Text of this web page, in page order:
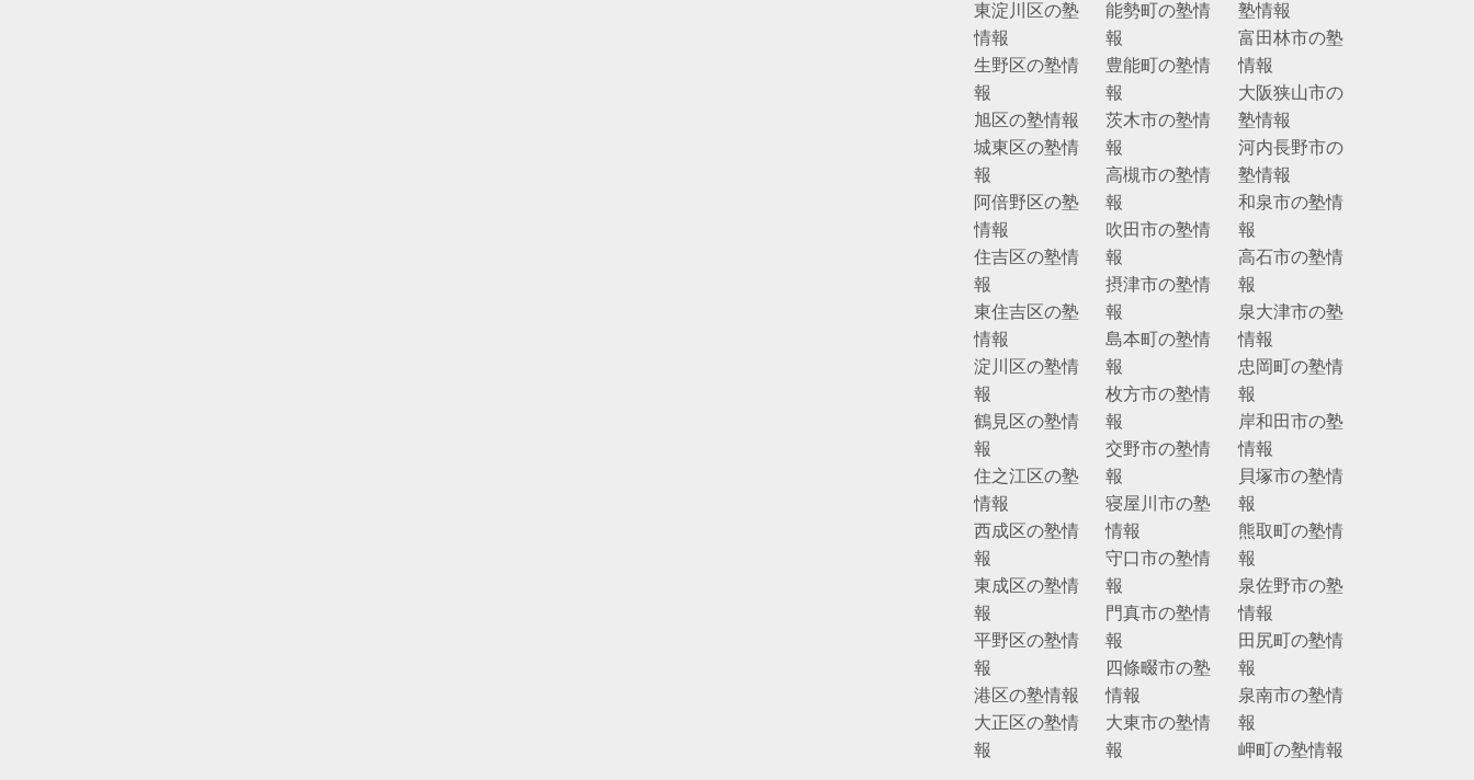
東淀川区の塾
情報
生野区の塾情
報
旭区の塾情報
城東区の塾情
報
阿倍野区の塾
情報
住吉区の塾情
報
東住吉区の塾
情報
淀川区の塾情
報
鶴見区の塾情
報
住之江区の塾
情報
西成区の塾情
報
東成区の塾情
報
平野区の塾情
報
港区の塾情報
大正区の塾情
報
能勢町の塾情
報
豊能町の塾情
報
茨木市の塾情
報
高槻市の塾情
報
吹田市の塾情
報
摂津市の塾情
報
島本町の塾情
報
枚方市の塾情
報
交野市の塾情
報
寝屋川市の塾
情報
守口市の塾情
報
門真市の塾情
報
四條畷市の塾
情報
大東市の塾情
報
塾情報
富田林市の塾
情報
大阪狭山市の
塾情報
河内長野市の
塾情報
和泉市の塾情
報
高石市の塾情
報
泉大津市の塾
情報
忠岡町の塾情
報
岸和田市の塾
情報
貝塚市の塾情
報
熊取町の塾情
報
泉佐野市の塾
情報
田尻町の塾情
報
泉南市の塾情
報
岬町の塾情報